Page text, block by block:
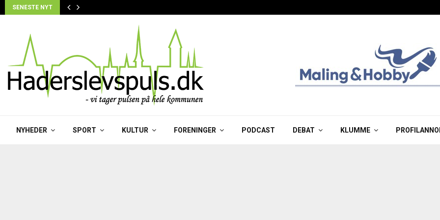
SENESTE NYT
NYHEDER SPORT KULTUR FORENINGER PODCAST DEBAT KLUMME